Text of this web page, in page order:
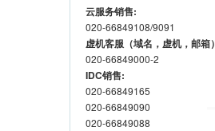
云服务销售:
020-66849108/9091
虚机客服（域名，虚机，邮箱
020-66849000-2
IDC销售:
020-66849165
020-66849090
020-66849088